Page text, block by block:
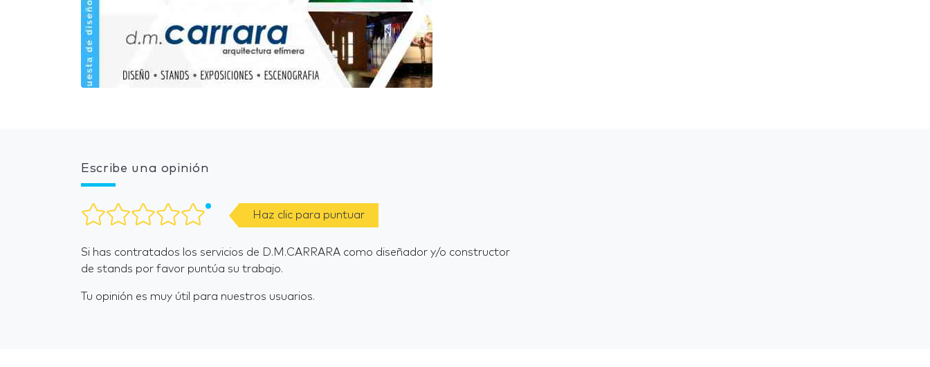
Escribe una opinión
Haz clic para puntuar
Si has contratados los servicios de D.M.CARRARA como diseñador y/o constructor
de stands por favor puntúa su trabajo.
Tu opinión es muy útil para nuestros usuarios.